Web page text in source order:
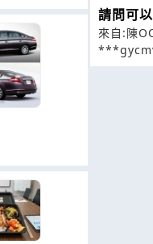
請問可
來自:陳